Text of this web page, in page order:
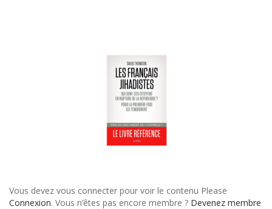
Vous devez vous connecter pour voir le contenu Please
Connexion. Vous n’êtes pas encore membre ? Devenez membre